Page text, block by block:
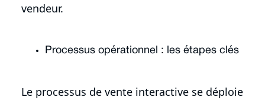
vendeur.
Processus opérationnel : les étapes clés
Le processus de vente interactive se déploie